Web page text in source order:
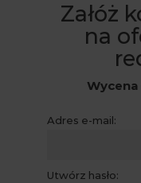
Załóż
na
Adres e-mail:
Utwórz hasło: